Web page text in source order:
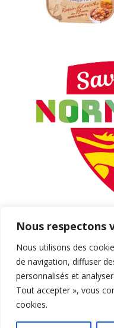
Nous respectons
Nous utilisons des
de navigation, diffuser
personnalisés et
Tout accepter », vous
cookies.Newsletter